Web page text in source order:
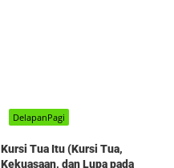
DelapanPagi
Kursi Tua Itu (Kursi Tua,
Kekuasaan, dan Lupa pada